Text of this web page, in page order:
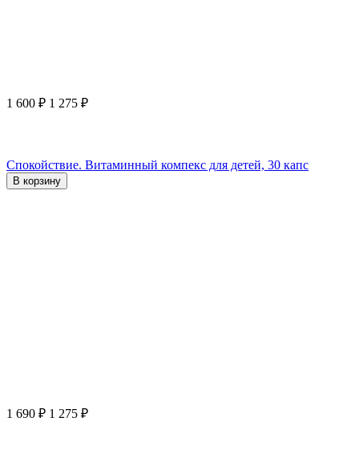
1 600 ₽ 1 275 ₽
Спокойствие. Витаминный компекс для детей, 30 капс
В корзину
1 690 ₽ 1 275 ₽